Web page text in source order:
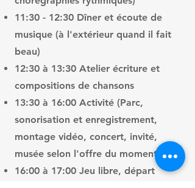
11:30 - 12:30 Dîner et écoute de
musique (à l'extérieur quand il fait
beau)
12:30 à 13:30 Atelier écriture et
compositions de chansons
13:30 à 16:00 Activité (Parc,
sonorisation et enregistrement,
montage vidéo, concert, invité,
musée selon l'offre du moment. )
16:00 à 17:00 Jeu libre, départ